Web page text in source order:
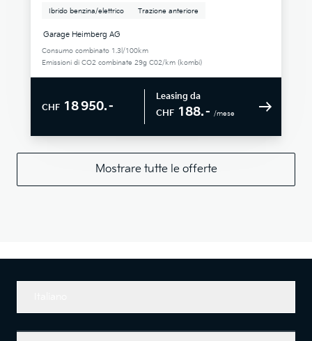
Ibrido benzina/elettrico Trazione anteriore
Garage Heimberg AG
Consumo combinato 1.3l/100km
Emissioni di CO2 combinate 29g C02/km (kombi)
CHF 18 950.–
Leasing da
CHF 188.– /mese
Mostrare tutte le offerte